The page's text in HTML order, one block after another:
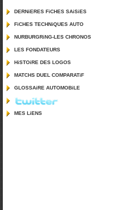
DERNiERES FiCHES SAiSiES
FiCHES TECHNiQUES AUTO
NURBURGRiNG-LES CHRONOS
LES FONDATEURS
HiSTOiRE DES LOGOS
MATCHS DUEL COMPARATiF
GLOSSAiRE AUTOMOBiLE
MES LiENS